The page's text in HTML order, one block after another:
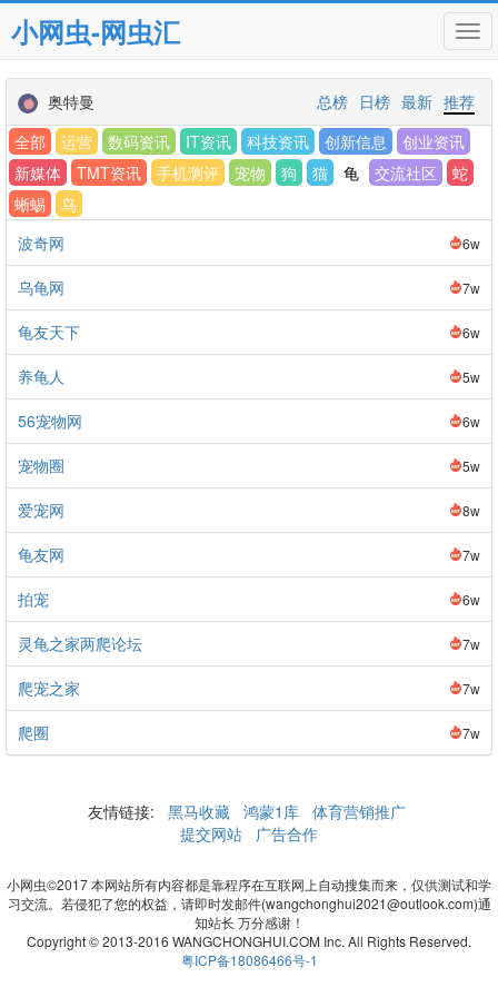
小网虫-网虫汇
奥特曼 推荐
最新
日榜
总榜
全部
运营 数码资讯 IT资讯 科技资讯 创新信息
创业资讯
新媒体
TMT资讯 手机测评 宠物 狗 猫 龟 交流社区
蛇
蜥蜴
鸟
波奇网
6w
乌龟网 7w
龟友天下 6w
养龟人 5w
56宠物网 6w
宠物圈 5w
爱宠网 8w
龟友网 7w
拍宠 6w
灵龟之家两爬论坛 7w
爬宠之家 7w
爬圈 7w
友情链接: 黑马收藏 鸿蒙1库 体育营销推广
提交网站
广告合作
小网虫©2017 本网站所有内容都是靠程序在互联网上自动搜集而来，仅供测试和学
习交流。若侵犯了您的权益，请即时发邮件(wangchonghui2021@outlook.com)通
知站长 万分感谢！
Copyright © 2013-2016 WANGCHONGHUI.COM Inc. All Rights Reserved.
粤ICP备18086466号-1